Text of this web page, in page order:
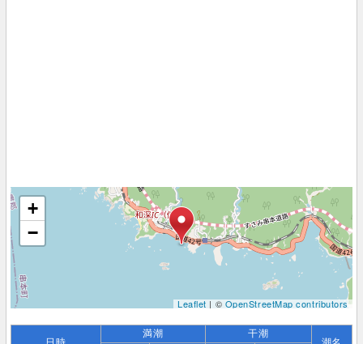
+
−
Leaflet| ©OpenStreetMap contributors
満潮 干潮